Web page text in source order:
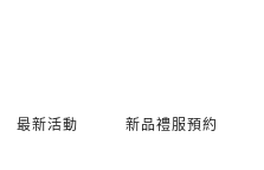
最新活動 新品禮服預約